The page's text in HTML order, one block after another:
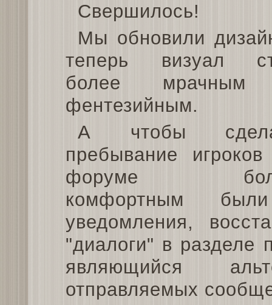
Свершилось!
Мы обновили
теперь визуал
более
фентезийным.
А чтобы
пребывание
форуме
комфортным
уведомления,
"диалоги" в разделе
являющийся
отправляемых